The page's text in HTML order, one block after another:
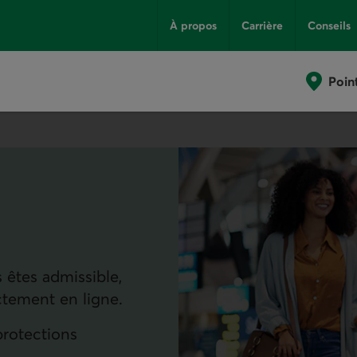
À propos Carrière Conseils
admissible,
en ligne.